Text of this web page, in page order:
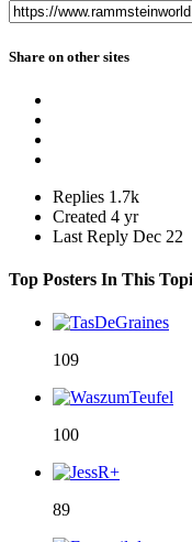
Share on other sites
Replies 1.7k
Created 4 yr
Last Reply Dec 22
Top Posters In This
109
100
89